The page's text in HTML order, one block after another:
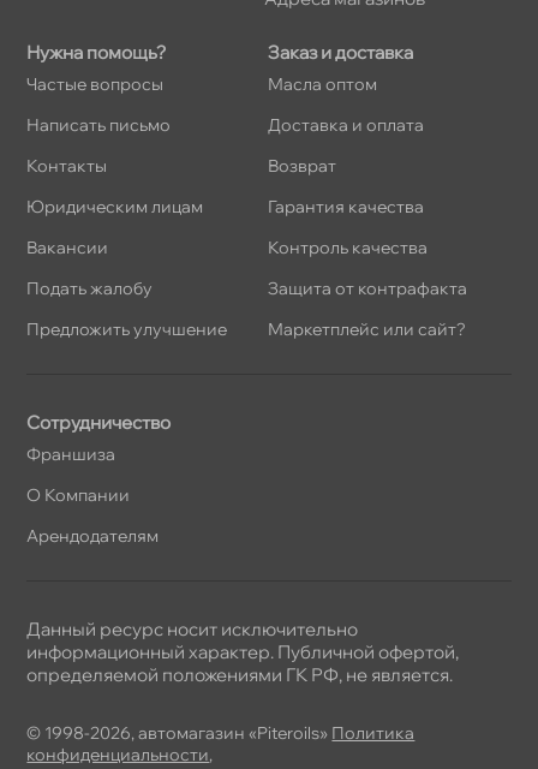
Нужна помощь?
Частые вопросы
Написать письмо
Контакты
Юридическим лицам
акансии
Подать жалобу
Предложить улучшение
Заказ и доставка
Масла оптом
Доставка и оплата
озврат
Гарантия качества
Контроль качества
Защита от контрафакта
Маркетплейс или сайт?
Сотрудничество
Франшиза
О Компании
Арендодателям
© 1998-2026, автомагазин «Piteroils» Политика
конфиденциальности,
Данный ресурс носит исключительно
информационный характер. Публичной офертой,
определяемой положениями ГК РФ, не является.